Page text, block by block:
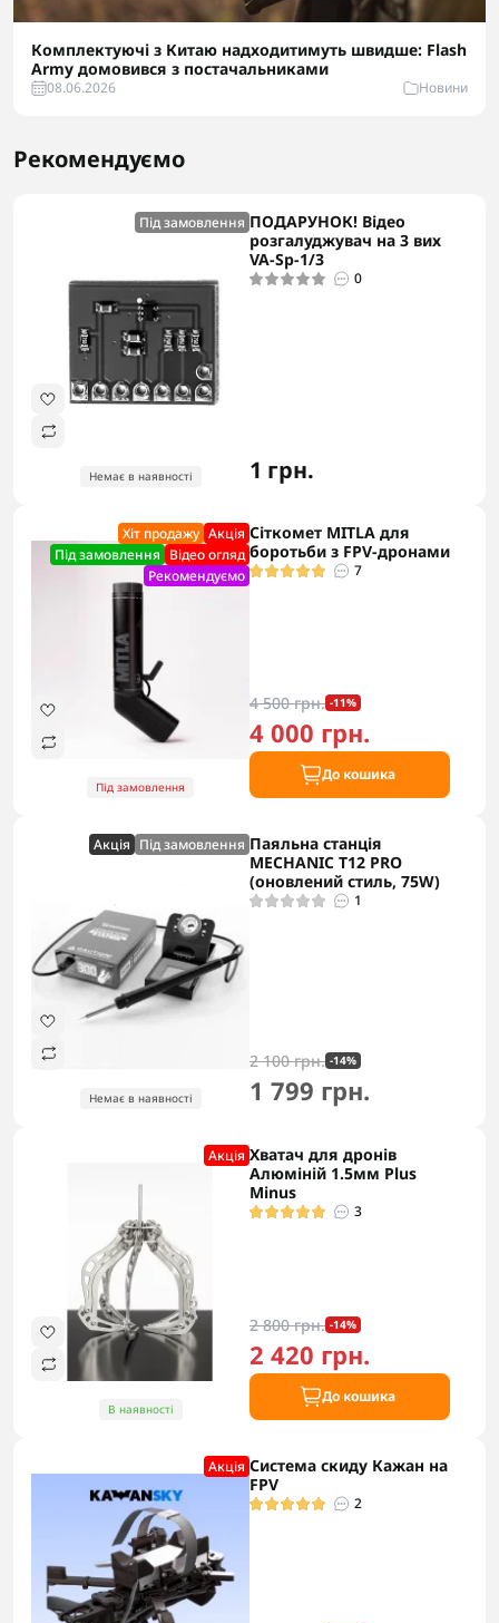
Комплектуючі з Китаю надходитимуть швидше: Flash
Army домовився з постачальниками
08.06.2026 Новини
Рекомендуємо
Під замовлення
Немає в наявності
ПОДАРУНОК! Відео
розгалуджувач на 3 вих
VA-Sp-1/3
0
1 грн.
Хіт продажу Акцiя
Під замовлення Відео огляд
Рекомендуємо
Під замовлення
Сіткомет MITLA для
боротьби з FPV-дронами
7
4 500 грн. -11%
4 000 грн.
До кошика
Акцiя Під замовлення
Немає в наявності
Паяльна станція
MECHANIC T12 PRO
(оновлений стиль, 75W)
1
2 100 грн. -14%
1 799 грн.
Акцiя
В наявності
Хватач для дронів
Алюміній 1.5мм Plus
Minus
3
2 800 грн. -14%
2 420 грн.
До кошика
Акцiя Система скиду Кажан на
FPV
2